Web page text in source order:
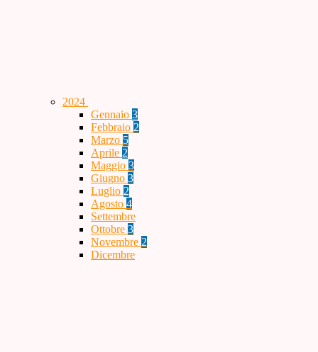
2024
Gennaio 3
Febbraio 2
Marzo 5
Aprile 2
Maggio 3
Giugno 3
Luglio 2
Agosto 4
Settembre
Ottobre 3
Novembre 2
Dicembre